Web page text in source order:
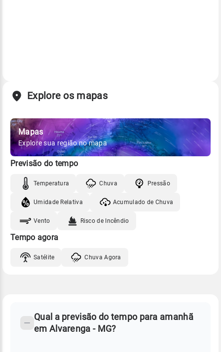
Explore os mapas
Mapas
Explore sua região no mapa
Previsão do tempo
Temperatura Chuva Pressão
Umidade Relativa Acumulado de Chuva
Vento Risco de Incêndio
Tempo agora
Satélite Chuva Agora
Perguntas
Qual a previsão do tempo para amanhã
em Alvarenga - MG?